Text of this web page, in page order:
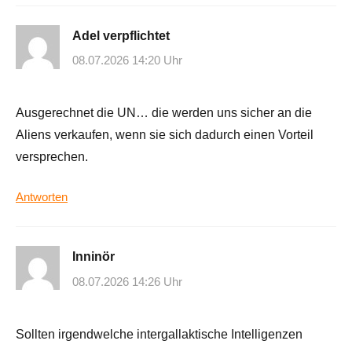
Adel verpflichtet
08.07.2026 14:20 Uhr
Ausgerechnet die UN… die werden uns sicher an die
Aliens verkaufen, wenn sie sich dadurch einen Vorteil
versprechen.
Antworten
Inninör
08.07.2026 14:26 Uhr
Sollten irgendwelche intergallaktische Intelligenzen